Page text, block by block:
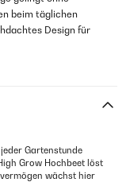
beim täglichen
Design für
Gartenstunde
Grow Hochbeet löst
wächst hier